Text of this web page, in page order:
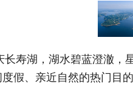
湖，湖水碧蓝澄澈，
假、亲近自然的热门目